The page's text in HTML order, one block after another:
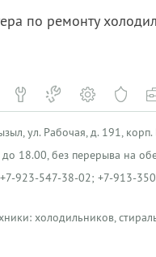
по ремонту
ул. Рабочая, д. 191, корп.
18.00, без перерыва на
923-547-38-02; +7-913-
холодильников,